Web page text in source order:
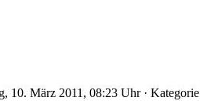
10. März 2011, 08:23 Uhr · Kategorie